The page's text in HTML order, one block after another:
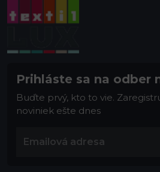
Prihláste sa na odber
Buďte prvý, kto to vie.
noviniek ešte dnes